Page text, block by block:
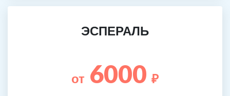
ЭСПЕРАЛЬ
от 6000 ₽